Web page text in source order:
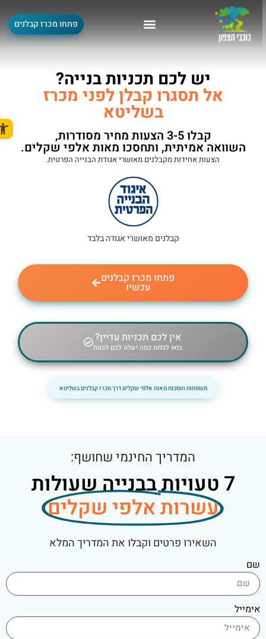
פתח
פתחו מכרז קבלנים
יש לכם תכניות בנייה?
אל תסגרו קבלן לפני מכרז
בשליטא
קבלו 3-5 הצעות מחיר מסודרות,
השוואה אמיתית, ותחסכו מאות אלפי שקלים.
הצעות אחידות מקבלנים מאושרי אגודת הבנייה הפרטית.
פתחו מכרז קבלנים
עכשיו
אין לכם תכניות עדיין?
בואו לגלות כמה יעלה לכם לבנות
משפחות חוסכות מאות אלפי שקלים דרך מכרז קבלנים בשליטא
המדריך החינמי שחושף:
7 טעויות בבנייה שעולות
עשרות אלפי שקלים
השאירו פרטים וקבלו את המדריך המלא
שם
אימייל